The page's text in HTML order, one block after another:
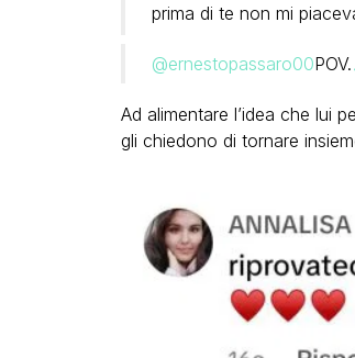
prima di te non mi
@ernestopassaro00POV.
Ad alimentare l’idea che lui
gli chiedono di tornare